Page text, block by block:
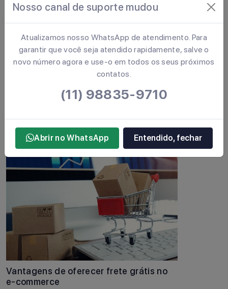
Vantagens de oferecer frete grátis no
e-commerce
Nosso canal de suporte mudou
Atualizamos nosso WhatsApp de atendimento. Para
garantir que você seja atendido rapidamente, salve o
novo número agora e use-o em todos os seus próximos
contatos.
(11) 98835-9710
Abrir no WhatsApp Entendido, fechar